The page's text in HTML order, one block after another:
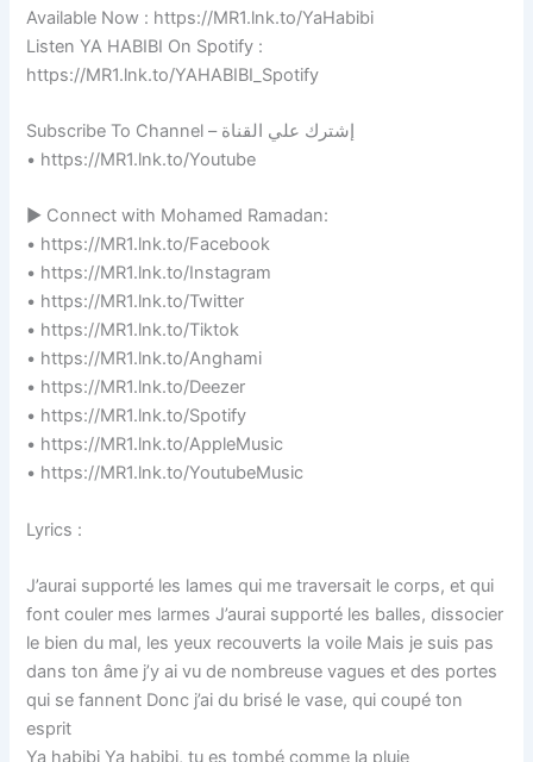
Available Now : https://MR1.lnk.to/YaHabibi
Listen YA HABIBI On Spotify :
https://MR1.lnk.to/YAHABIBI_Spotify
Subscribe To Channel – إشترك علي القناة
• https://MR1.lnk.to/Youtube
► Connect with Mohamed Ramadan:
• https://MR1.lnk.to/Facebook
• https://MR1.lnk.to/Instagram
• https://MR1.lnk.to/Twitter
• https://MR1.lnk.to/Tiktok
• https://MR1.lnk.to/Anghami
• https://MR1.lnk.to/Deezer
• https://MR1.lnk.to/Spotify
• https://MR1.lnk.to/AppleMusic
• https://MR1.lnk.to/YoutubeMusic
Lyrics :
J’aurai supporté les lames qui me traversait le corps, et qui
font couler mes larmes J’aurai supporté les balles, dissocier
le bien du mal, les yeux recouverts la voile Mais je suis pas
dans ton âme j’y ai vu de nombreuse vagues et des portes
qui se fannent Donc j’ai du brisé le vase, qui coupé ton
esprit
Ya habibi Ya habibi, tu es tombé comme la pluie